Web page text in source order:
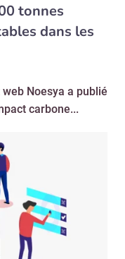
tonnes
dans les
Noesya a publié
carbone...